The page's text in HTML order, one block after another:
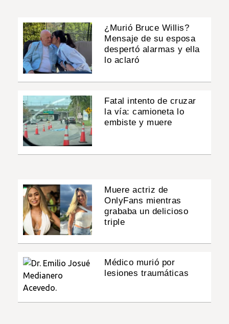
¿Murió Bruce Willis?
Mensaje de su esposa
despertó alarmas y ella
lo aclaró
Fatal intento de cruzar
la vía: camioneta lo
embiste y muere
Muere actriz de
OnlyFans mientras
grababa un delicioso
triple
Médico murió por
lesiones traumáticas